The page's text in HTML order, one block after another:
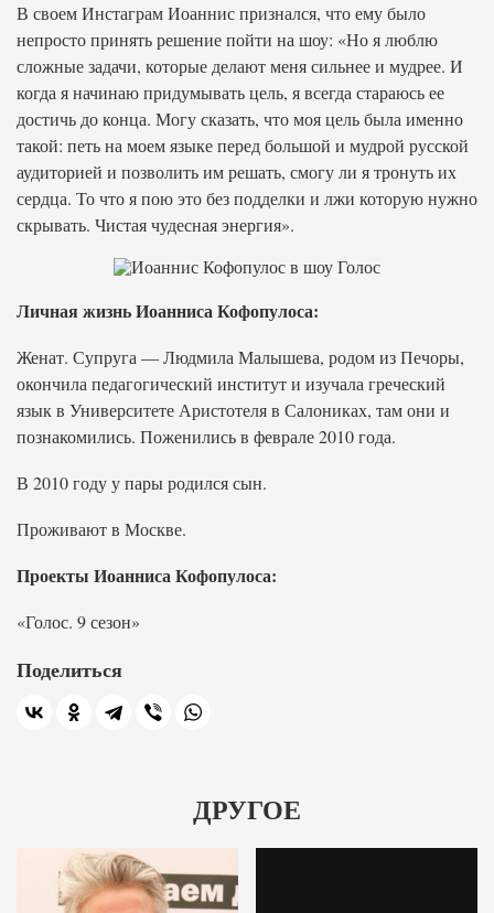
В своем Инстаграм Иоаннис признался, что ему было
непросто принять решение пойти на шоу: «Но я люблю
сложные задачи, которые делают меня сильнее и мудрее. И
когда я начинаю придумывать цель, я всегда стараюсь ее
достичь до конца. Могу сказать, что моя цель была именно
такой: петь на моем языке перед большой и мудрой русской
аудиторией и позволить им решать, смогу ли я тронуть их
сердца. То что я пою это без подделки и лжи которую нужно
скрывать. Чистая чудесная энергия».
Личная жизнь Иоанниса Кофопулоса:
Женат. Супруга — Людмила Малышева, родом из Печоры,
окончила педагогический институт и изучала греческий
язык в Университете Аристотеля в Салониках, там они и
познакомились. Поженились в феврале 2010 года.
В 2010 году у пары родился сын.
Проживают в Москве.
Проекты Иоанниса Кофопулоса:
«Голос. 9 сезон»
Поделиться
ДРУГОЕ